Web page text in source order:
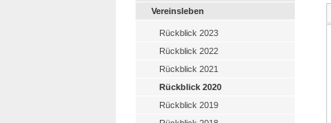
Vereinsleben
Rückblick 2023
Rückblick 2022
Rückblick 2021
Rückblick 2020
Rückblick 2019